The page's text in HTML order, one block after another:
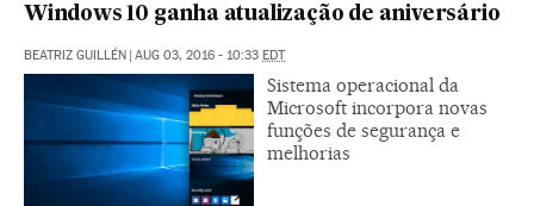
Windows 10 ganha atualização de aniversário
BEATRIZ GUILLÉN AUG 03, 2016 - 10:33 EDT
Sistema operacional da
Microsoft incorpora novas
funções de segurança e
melhorias